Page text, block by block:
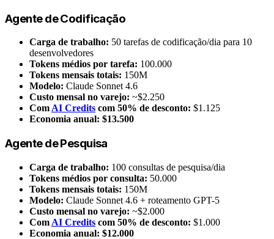
Agente de Codificação
Carga de trabalho: 50 tarefas de codificação/dia para 10
desenvolvedores
Tokens médios por tarefa: 100.000
Tokens mensais totais: 150M
Modelo: Claude Sonnet 4.6
Custo mensal no varejo: ~$2.250
Com AI Credits com 50% de desconto: $1.125
Economia anual: $13.500
Agente de Pesquisa
Carga de trabalho: 100 consultas de pesquisa/dia
Tokens médios por consulta: 50.000
Tokens mensais totais: 150M
Modelo: Claude Sonnet 4.6 + roteamento GPT-5
Custo mensal no varejo: ~$2.000
Com AI Credits com 50% de desconto: $1.000
Economia anual: $12.000